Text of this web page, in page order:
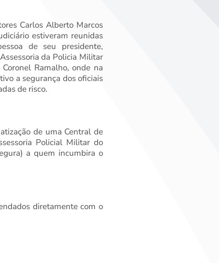
Carlos Alberto Marcos
estiveram reunidas
de seu presidente,
da Policia Militar
Ramalho, onde na
a segurança dos oficiais
de risco.
de uma Central de
Policial Militar do
a quem incumbira o
diretamente com o